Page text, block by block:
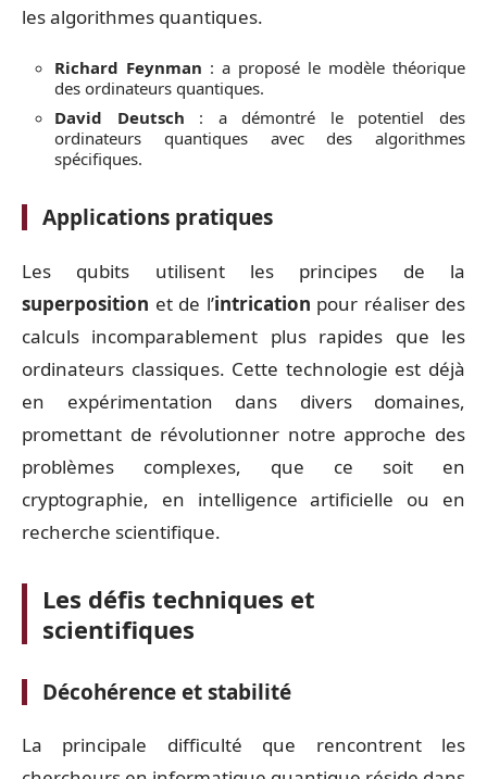
les algorithmes quantiques.
Richard Feynman : a proposé le modèle théorique
des ordinateurs quantiques.
David Deutsch : a démontré le potentiel des
ordinateurs quantiques avec des algorithmes
spécifiques.
Applications pratiques
Les qubits utilisent les principes de la
superposition et de l’intrication pour réaliser des
calculs incomparablement plus rapides que les
ordinateurs classiques. Cette technologie est déjà
en expérimentation dans divers domaines,
promettant de révolutionner notre approche des
problèmes complexes, que ce soit en
cryptographie, en intelligence artificielle ou en
recherche scientifique.
Les défis techniques et
scientifiques
Décohérence et stabilité
La principale difficulté que rencontrent les